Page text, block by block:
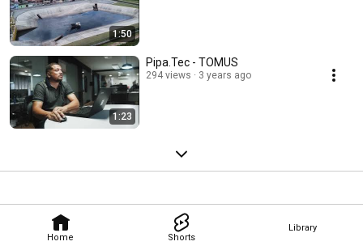
Home Shorts
Library
1:50
1:23
Pipa.Tec - TOMUS
294 views 3 years ago